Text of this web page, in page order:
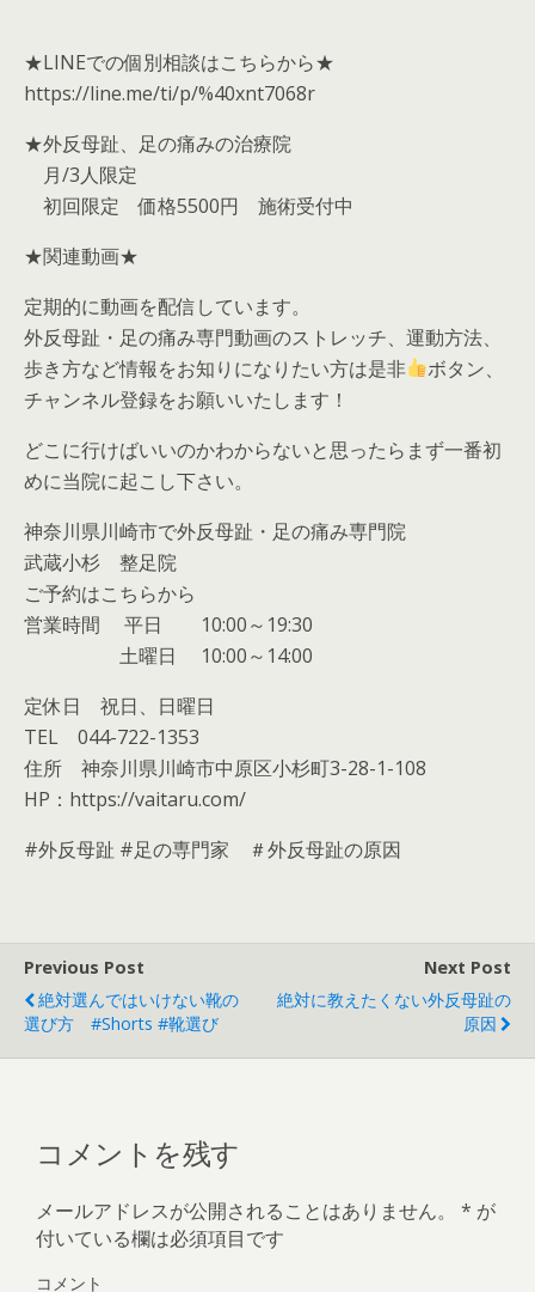
★LINEでの個別相談はこちらから★
https://line.me/ti/p/%40xnt7068r
★外反母趾、足の痛みの治療院
月/3人限定
初回限定 価格5500円 施術受付中
★関連動画★
定期的に動画を配信しています。
外反母趾・足の痛み専門動画のストレッチ、運動方法、
歩き方など情報をお知りになりたい方は是非
ボタン、
チャンネル登録をお願いいたします！
どこに行けばいいのかわからないと思ったらまず一番初
めに当院に起こし下さい。
神奈川県川崎市で外反母趾・足の痛み専門院
武蔵小杉 整足院
ご予約はこちらから
営業時間 平日 10:00～19:30
土曜日 10:00～14:00
定休日 祝日、日曜日
TEL 044-722-1353
住所 神奈川県川崎市中原区小杉町3-28-1-108
HP：https://vaitaru.com/
#外反母趾 #足の専門家 ＃外反母趾の原因
Previous Post
絶対選んではいけない靴の
選び方 #shorts #靴選び
Next Post
絶対に教えたくない外反母趾の
原因
コメントを残す
メールアドレスが公開されることはありません。 * が
付いている欄は必須項目です
コメント